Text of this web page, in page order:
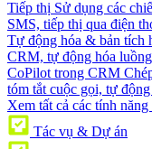
Tiếp thị Sử dụng các
SMS, tiếp thị qua điện
Tự động hóa & bản tích
CRM, tự động hóa
CoPilot trong CRM
tóm tắt cuộc gọi, tự
Xem tất cả các tính
Tác vụ & Dự án